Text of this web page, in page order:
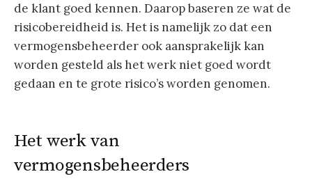
de klant goed kennen. Daarop baseren ze wat de
risicobereidheid is. Het is namelijk zo dat een
vermogensbeheerder ook aansprakelijk kan
worden gesteld als het werk niet goed wordt
gedaan en te grote risico’s worden genomen.
Het werk van
vermogensbeheerders